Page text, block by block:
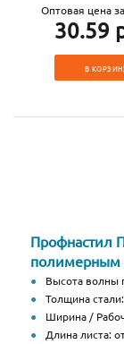
Оптовая цена
30.59
В
Профнастил
полимерным
Высота волны
Толщина
Ширина /
Длина листа: